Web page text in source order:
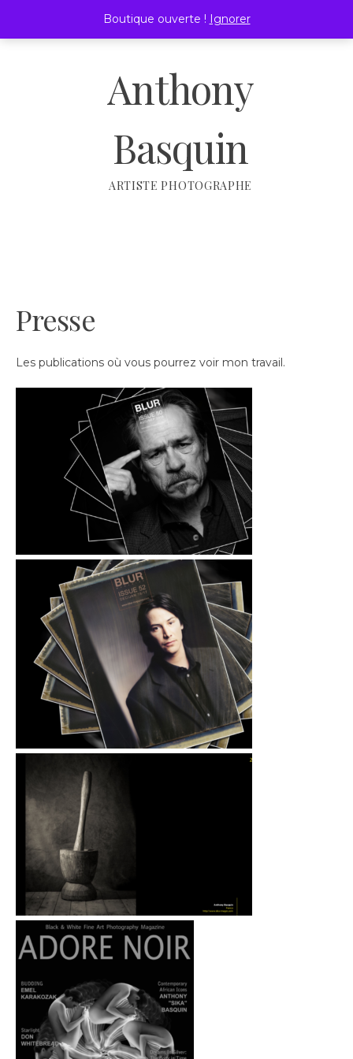
contenu
Anthony
Basquin
ARTISTE PHOTOGRAPHE
Presse
Les publications où vous pourrez voir mon travail.
Boutique ouverte ! Ignorer